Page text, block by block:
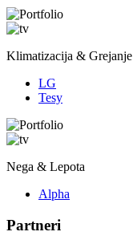
Klimatizacija & Grejanje
LG
Tesy
Nega & Lepota
Alpha
Partneri